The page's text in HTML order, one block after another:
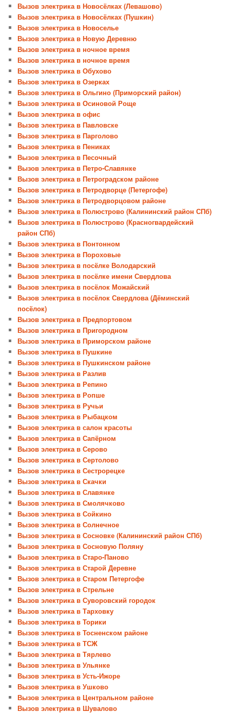
Вызов электрика в Новосёлках (Левашово)
Вызов электрика в Новосёлках (Пушкин)
Вызов электрика в Новоселье
Вызов электрика в Новую Деревню
Вызов электрика в ночное время
Вызов электрика в ночное время
Вызов электрика в Обухово
Вызов электрика в Озерках
Вызов электрика в Ольгино (Приморский район)
Вызов электрика в Осиновой Роще
Вызов электрика в офис
Вызов электрика в Павловске
Вызов электрика в Парголово
Вызов электрика в Пениках
Вызов электрика в Песочный
Вызов электрика в Петро-Славянке
Вызов электрика в Петроградском районе
Вызов электрика в Петродворце (Петергофе)
Вызов электрика в Петродворцовом районе
Вызов электрика в Полюстрово (Калининский район СПб)
Вызов электрика в Полюстрово (Красногвардейский
район СПб)
Вызов электрика в Понтонном
Вызов электрика в Пороховые
Вызов электрика в посёлке Володарский
Вызов электрика в посёлке имени Свердлова
Вызов электрика в посёлок Можайский
Вызов электрика в посёлок Свердлова (Дёминский
посёлок)
Вызов электрика в Предпортовом
Вызов электрика в Пригородном
Вызов электрика в Приморском районе
Вызов электрика в Пушкине
Вызов электрика в Пушкинском районе
Вызов электрика в Разлив
Вызов электрика в Репино
Вызов электрика в Ропше
Вызов электрика в Ручьи
Вызов электрика в Рыбацком
Вызов электрика в салон красоты
Вызов электрика в Сапёрном
Вызов электрика в Серово
Вызов электрика в Сертолово
Вызов электрика в Сестрорецке
Вызов электрика в Скачки
Вызов электрика в Славянке
Вызов электрика в Смолячково
Вызов электрика в Сойкино
Вызов электрика в Солнечное
Вызов электрика в Сосновке (Калининский район СПб)
Вызов электрика в Сосновую Поляну
Вызов электрика в Старо-Паново
Вызов электрика в Старой Деревне
Вызов электрика в Старом Петергофе
Вызов электрика в Стрельне
Вызов электрика в Суворовский городок
Вызов электрика в Тарховку
Вызов электрика в Торики
Вызов электрика в Тосненском районе
Вызов электрика в ТСЖ
Вызов электрика в Тярлево
Вызов электрика в Ульянке
Вызов электрика в Усть-Ижоре
Вызов электрика в Ушково
Вызов электрика в Центральном районе
Вызов электрика в Шувалово